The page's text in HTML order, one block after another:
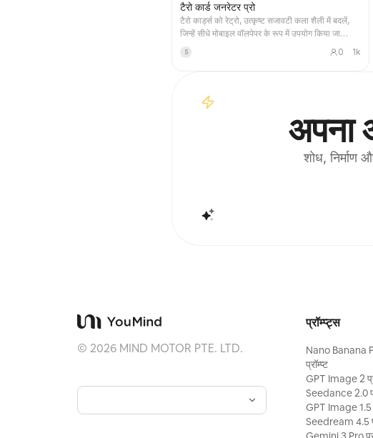
टैरो कार्ड जनरेटर प्रो
टैरो कार्ड्स को रेट्रो, उत्कृष्ट सजावटी कला शैली में बदलें,
जिन्हें सीधे मोबाइल वॉलपेपर के रूप में उपयोग किया जा
सकता है। अपने पसंदीदा विषय (जैसे नॉर्स पौराणिक कथा,
कोई एनीमे/गेम IP) या जिन कार्ड्स को निकालना चाहते हैं,
कुछ चुनिंदा कार्ड्स समर्थित हैं, चित्र बारीक और आकर्षक हैं,
बिना किसी खुरदरे AI प्लास्टिक प्रभाव के। YouMind
शेड्यूल किए गए कार्यों के साथ मिलकर हर सुबह स्वचालित
रूप से कार्ड निकालने और व्याख्या प्राप्त कर सकते हैं
(आपको शेड्यूल किए गए कार्य को स्वयं कॉन्फ़िगर करना
S 0 1k
अपना
शोध, निर्माण
© 2026MIND MOTOR PTE. LTD.
प्रॉम्प्ट्स
Nano Banana
प्रॉम्प्ट
GPT Image 2
Seedance 2.0
GPT Image 1.5
Seedream 4.5